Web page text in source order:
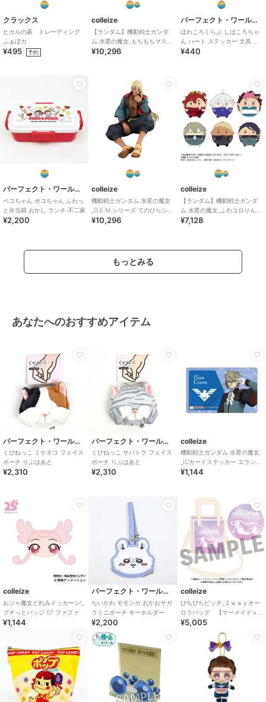
クラックス
ヒカルの碁 トレーディング
ふぁぼカ
¥495 予約
colleize
【ランダム】機動戦士ガンダ
ム 水星の魔女_もちもちマスコ
ット 1BOX
¥10,296
パーフェクト・ワールド・トーキョー
ほわころくらぶ しばころちゃ
ん ハート ステッカー 文具 シ
ール
¥440
パーフェクト・ワールド・トーキョー
ペコちゃん ポコちゃん ふわっ
と弁当箱 おかし ランチ 不二家
¥2,200
colleize
機動戦士ガンダム 水星の魔女
_G.E.M.シリーズ てのひらシャ
ディクくん
¥10,296
colleize
【ランダム】機動戦士ガンダ
ム 水星の魔女_ふわコロりん2
(単位/BOX)
¥7,128
もっとみる
あなたへのおすすめアイテム
パーフェクト・ワールド・トーキョー
くびねっこ ミケネコ フェイス
ポーチ りぶはあと
¥2,310
パーフェクト・ワールド・トーキョー
くびねっこ サバトラ フェイス
ポーチ りぶはあと
¥2,310
colleize
機動戦士ガンダム 水星の魔女
_ICカードステッカー エラン・
ケレス
¥1,144
colleize
おジャ魔女どれみドッカーン!_
プチっとバッジ 07 ファファ
¥1,144
パーフェクト・ワールド・トーキョー
ちいかわ モモンガ おかおサガ
ラミニポーチ キーホルダー
¥2,200
colleize
ぴちぴちピッチ_２ｗａｙオー
ロラバッグ 【マーメイドｖ
ｅｒ．】
¥5,005